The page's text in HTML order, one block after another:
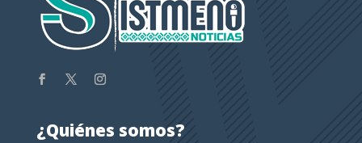
¿Quiénes somos?